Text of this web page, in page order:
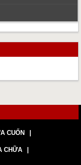
CUỐN
CHỮA